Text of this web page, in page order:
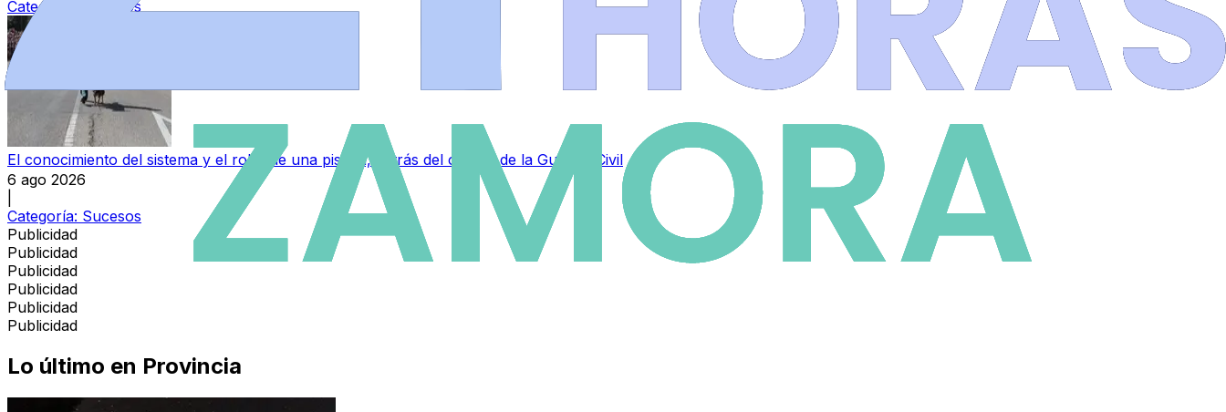
Categoría:
Sucesos
El conocimiento del sistema y el robo de una pistola, detrás del crimen de la Guardia Civil
6 ago 2026
Categoría: Sucesos
Publicidad
Publicidad
Publicidad
Publicidad
Publicidad
Publicidad
Lo último en Provincia